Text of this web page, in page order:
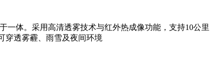
体。采用高清透雾技术与红外热成像功能，支持10公里
穿透雾霾、雨雪及夜间环境